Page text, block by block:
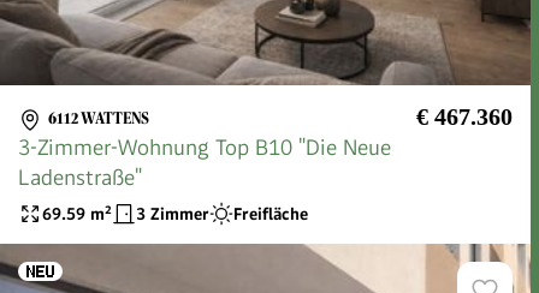
6112 WATTENS € 467.360
3-Zimmer-Wohnung Top B10 "Die Neue
Ladenstraße"
69.59 m² 3 Zimmer Freifläche